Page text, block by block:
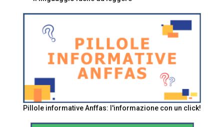
Pillole informative Anffas: l'informazione con un click!